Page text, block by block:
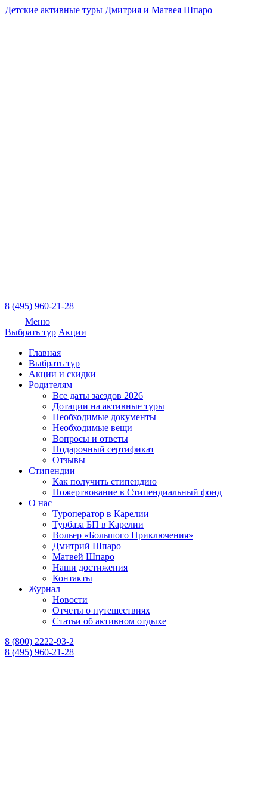
Детские активные туры Дмитрия и Матвея Шпаро
8 (495) 960-21-28
Меню
Выбрать тур Акции
Главная
Выбрать тур
Акции и скидки
Родителям
Все даты заездов 2026
Дотации на активные туры
Необходимые документы
Необходимые вещи
Вопросы и ответы
Подарочный сертификат
Отзывы
Стипендии
Как получить стипендию
Пожертвование в Стипендиальный фонд
О нас
Туроператор в Карелии
Турбаза БП в Карелии
Вольер «Большого Приключения»
Дмитрий Шпаро
Матвей Шпаро
Наши достижения
Контакты
Журнал
Новости
Отчеты о путешествиях
Статьи об активном отдыхе
8 (800) 2222-93-2
8 (495) 960-21-28